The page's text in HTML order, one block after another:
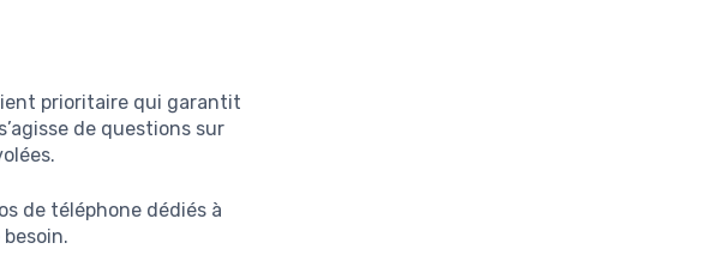
prioritaire qui garantit
de questions sur
de téléphone dédiés à